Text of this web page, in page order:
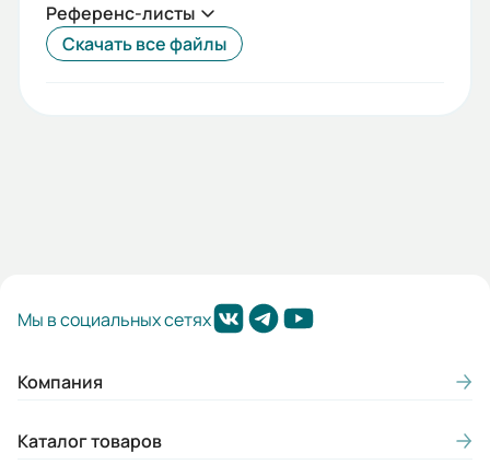
5,9
Стандарты:
Габариты (ШхВхГ, м):
Референс-листы
Скачать все файлы
Мы в социальных сетях
Компания
Каталог товаров